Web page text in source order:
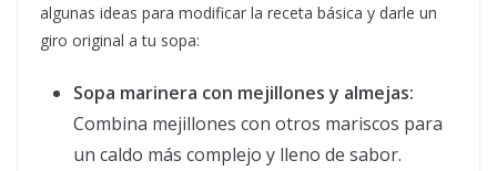
algunas ideas para modificar la receta básica y darle un
giro original a tu sopa:
Sopa marinera con mejillones y almejas:
Combina mejillones con otros mariscos para
un caldo más complejo y lleno de sabor.